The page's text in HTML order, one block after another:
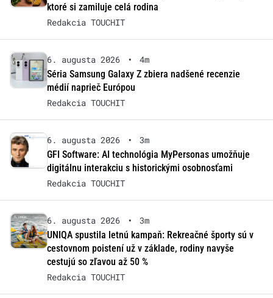
ktoré si zamiluje celá rodina
Redakcia TOUCHIT
6. augusta 2026 •
4m
Séria Samsung Galaxy Z zbiera nadšené recenzie
médií naprieč Európou
Redakcia TOUCHIT
6. augusta 2026 •
3m
GFI Software: AI technológia MyPersonas umožňuje
digitálnu interakciu s historickými osobnosťami
Redakcia TOUCHIT
6. augusta 2026 •
3m
UNIQA spustila letnú kampaň: Rekreačné športy sú v
cestovnom poistení už v základe, rodiny navyše
cestujú so zľavou až 50 %
Redakcia TOUCHIT